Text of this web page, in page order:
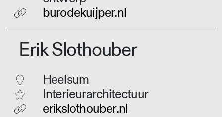
burodekuijper.nl
Erik Slothouber
Heelsum
Interieurarchitectuur
erikslothouber.nl